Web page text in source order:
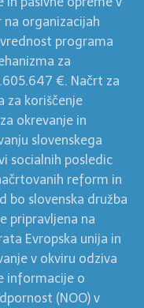
organizacijah
programa
za
€. Načrt za
za koriščenje
okrevanje in
slovenskega
socialnih posledic
reform in
bo slovenska družba
pripravljena na
Evropska unija in
v okviru odziva
informacije o
(NOO) v